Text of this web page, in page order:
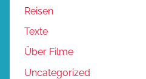
Reisen
Texte
Über Filme
Uncategorized